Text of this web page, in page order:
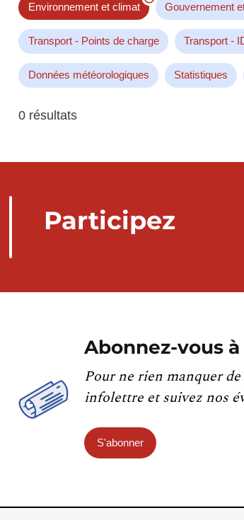
Environnement et climat Gouvernement
Transport - Points de charge Transport -
Données météorologiques Statistiques
0 résultats
Participez
Abonnez-vous
Pour ne rien manquer
infolettre et suivez nos
S'abonner